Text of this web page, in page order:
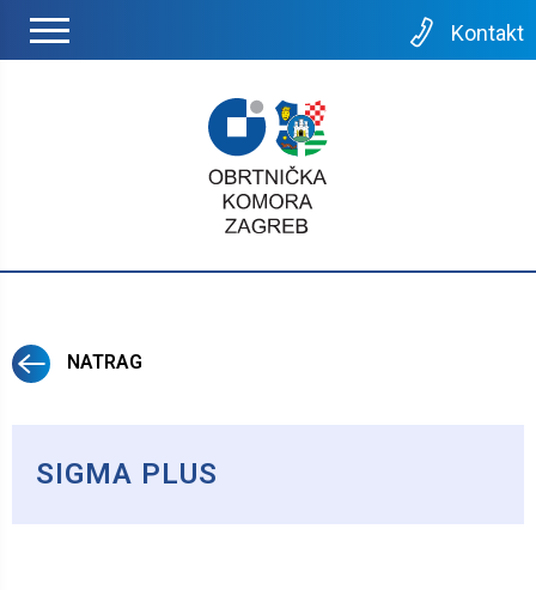
Kontakt
NATRAG
SIGMA PLUS